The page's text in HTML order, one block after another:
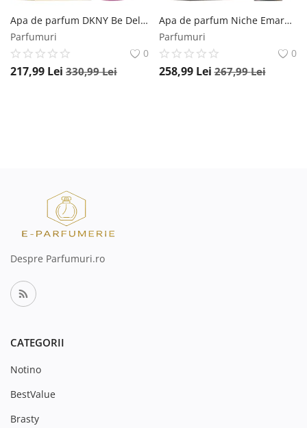
Apa de parfum DKNY Be Delicious Orchard Street, 100 ml, pentru femei DKNY
Parfumuri
0
217,99 Lei 330,99Lei
Apa de parfum Niche Emarati Hayaam, 100 ml, unisex Niche Emarati
Parfumuri
0
258,99 Lei 267,99Lei
Despre Parfumuri.ro
CATEGORII
Notino
BestValue
Brasty